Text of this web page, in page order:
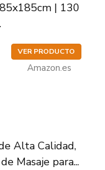
| 130
VER PRODUCTO
Amazon.es
Alta Calidad,
Masaje para...